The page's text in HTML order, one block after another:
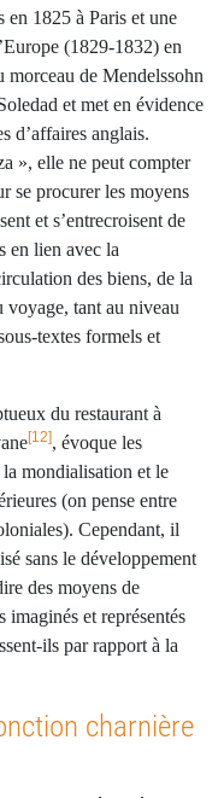
en 1825 à Paris et une
(1829-1832) en
de Mendelssohn
et met en évidence
d’affaires anglais.
», elle ne peut compter
se procurer les moyens
et s’entrecroisent de
en lien avec la
des biens, de la
voyage, tant au niveau
textes formels et
du restaurant à
[12], évoque les
la mondialisation et le
(on pense entre
Cependant, il
sans le développement
des moyens de
imaginés et représentés
ils par rapport à la
charnière